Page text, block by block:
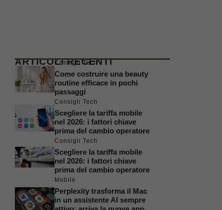
ARTICOLI RECENTI
Consigli Tech
Come costruire una beauty
routine efficace in pochi
passaggi
Consigli Tech
Scegliere la tariffa mobile
nel 2026: i fattori chiave
prima del cambio operatore
Consigli Tech
Scegliere la tariffa mobile
nel 2026: i fattori chiave
prima del cambio operatore
Mobile
Perplexity trasforma il Mac
in un assistente AI sempre